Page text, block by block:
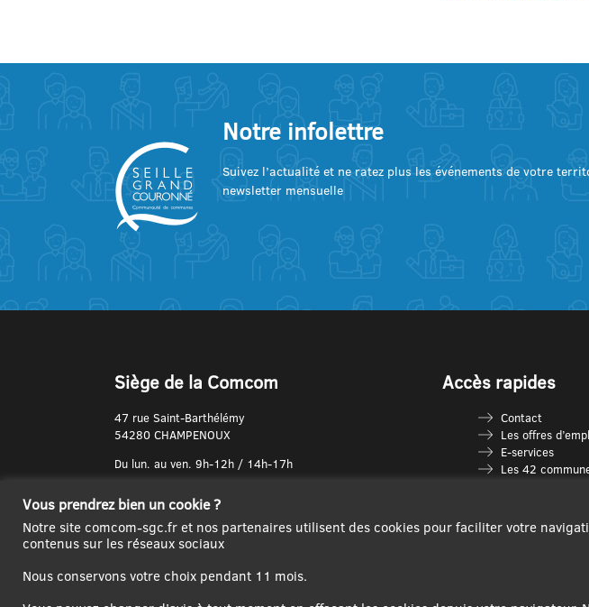
Notre infolettre
Suivez l’actualité et ne ratez plus les événements de votre
newsletter mensuelle
Siège de la Comcom
47 rue Saint-Barthélémy
54280 CHAMPENOUX
Du lun. au ven. 9h-12h / 14h-17h
03 83 31 74 37
Accès rapides
Contact
Les offres
E-services
Les 42
Espace France
Les séniors
Vous prendrez bien un cookie ?
Notre site comcom-sgc.fr et nos partenaires utilisent des cookies pour faciliter votre
contenus sur les réseaux sociaux
Nous conservons votre choix pendant 11 mois.